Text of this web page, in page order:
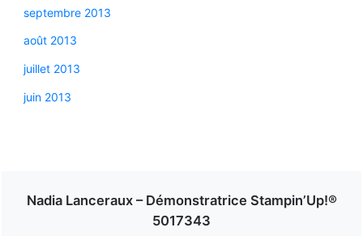
septembre 2013
août 2013
juillet 2013
juin 2013
Nadia Lanceraux – Démonstratrice Stampin’Up!®
5017343